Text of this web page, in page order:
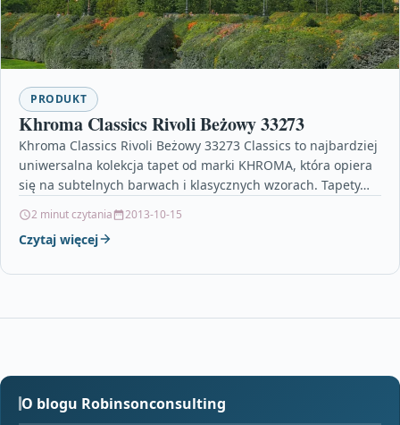
PRODUKT
Khroma Classics Rivoli Beżowy 33273
Khroma Classics Rivoli Beżowy 33273 Classics to najbardziej
uniwersalna kolekcja tapet od marki KHROMA, która opiera
się na subtelnych barwach i klasycznych wzorach. Tapety…
2 minut czytania 2013-10-15
Czytaj więcej
O blogu Robinsonconsulting